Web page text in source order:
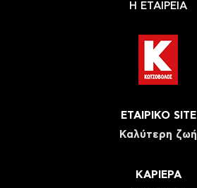
Η ΕΤΑΙΡΕΙΑ
ΕΤΑΙΡΙΚΟ SITE
Καλύτερη ζωή
ΚΑΡΙΕΡΑ